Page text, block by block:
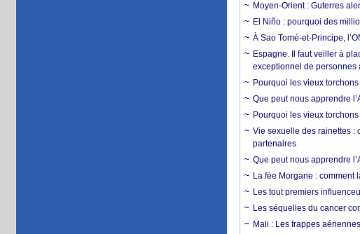
Moyen-Orient : Guterres
El Niño : pourquoi des
À Sao Tomé-et-Principe,
Espagne. Il faut veiller à
exceptionnel de personnes
Pourquoi les vieux
Que peut nous apprendre
Pourquoi les vieux
Vie sexuelle des rainettes :
partenaires
Que peut nous apprendre
La fée Morgane :
Les tout premiers
Les séquelles du cancer
Mali : Les frappes